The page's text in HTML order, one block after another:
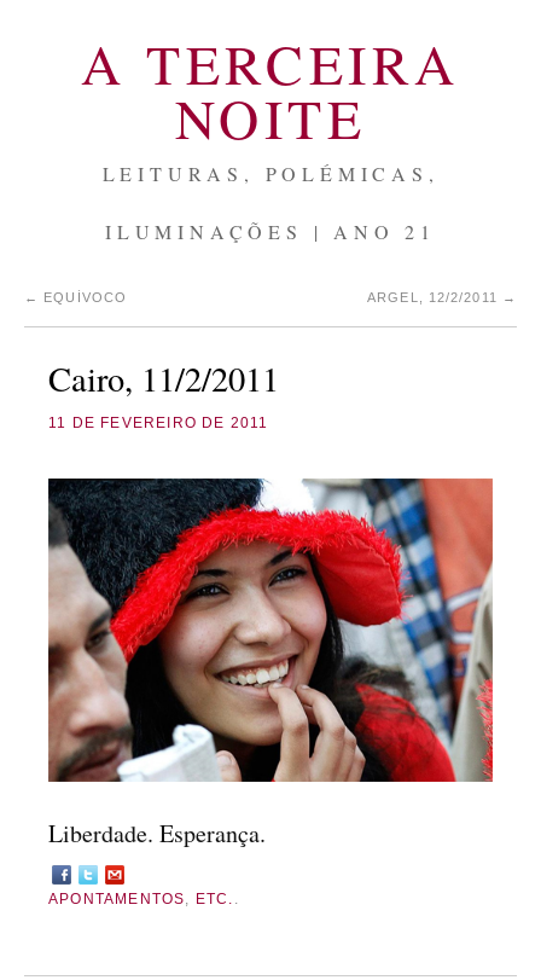
A TERCEIRA
NOITE
LEITURAS, POLÉMICAS,
ILUMINAÇÕES | ANO 21
← EQUÍVOCO ARGEL, 12/2/2011 →
Cairo, 11/2/2011
11 DE FEVEREIRO DE 2011
Liberdade. Esperança.
APONTAMENTOS, ETC. .